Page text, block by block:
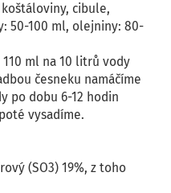
cibule,
50-100 ml, olejniny: 80-
110 ml na 10 litrů vody
česneku namáčíme
po dobu 6-12 hodin
vysadíme.
(SO3) 19%, z toho